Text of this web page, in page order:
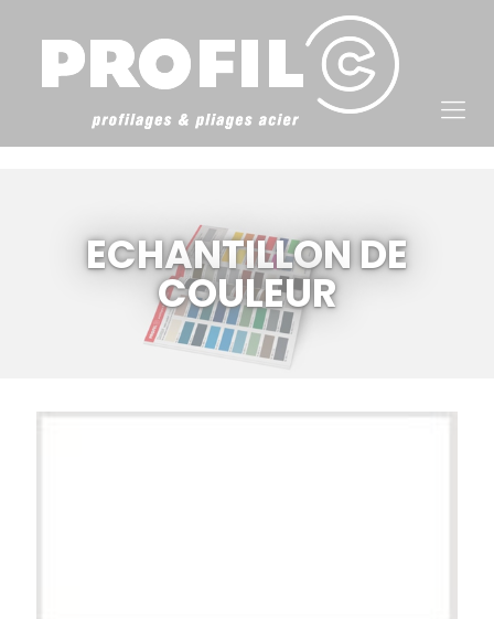
ECHANTILLON DE
COULEUR